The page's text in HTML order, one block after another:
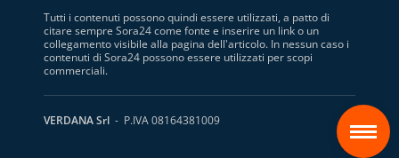
Tutti i contenuti possono quindi essere utilizzati, a patto di
citare sempre Sora24 come fonte e inserire un link o un
collegamento visibile alla pagina dell'articolo. In nessun caso i
contenuti di Sora24 possono essere utilizzati per scopi
commerciali.
VERDANA Srl - P.IVA 08164381009